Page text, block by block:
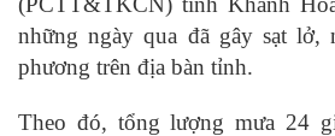
những ngày qua đã gây sạt lở,
phương trên địa bàn tỉnh.
Theo đó, tổng lượng mưa 24